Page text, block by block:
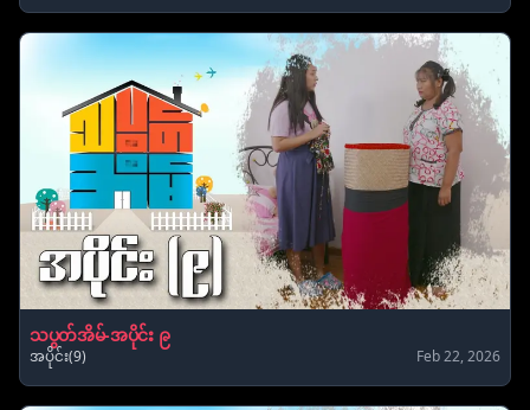
သပွတ်အိမ်-အပိုင်း ၉
အပိုင်း(9) Feb 22, 2026